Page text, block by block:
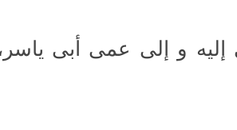
و إلى عمى أبى